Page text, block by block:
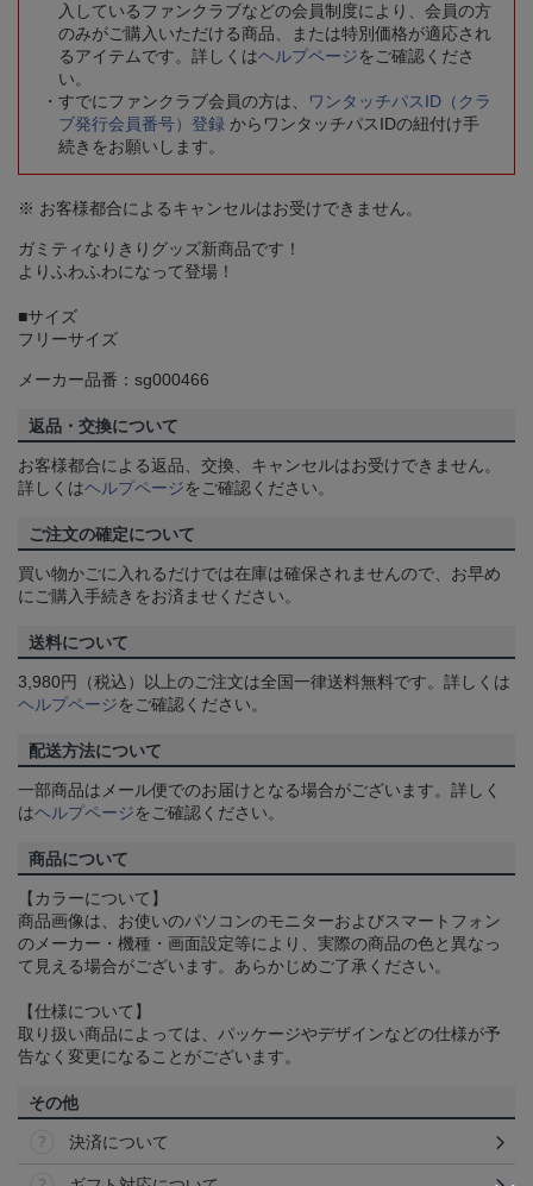
入しているファンクラブなどの会員制度により、会員の方
のみがご購入いただける商品、または特別価格が適応され
るアイテムです。詳しくはヘルプページをご確認くださ
い。
すでにファンクラブ会員の方は、
ワンタッチパスID（クラ
ブ発行会員番号）登録 からワンタッチパスIDの紐付け手
続きをお願いします。
※ お客様都合によるキャンセルはお受けできません。
ガミティなりきりグッズ新商品です！
よりふわふわになって登場！
■サイズ
フリーサイズ
メーカー品番：sg000466
返品・交換について
お客様都合による返品、交換、キャンセルはお受けできません。
詳しくはヘルプページをご確認ください。
ご注文の確定について
買い物かごに入れるだけでは在庫は確保されませんので、お早め
にご購入手続きをお済ませください。
送料について
3,980円（税込）以上のご注文は全国一律送料無料です。詳しくは
ヘルプページをご確認ください。
配送方法について
一部商品はメール便でのお届けとなる場合がございます。詳しく
はヘルプページをご確認ください。
商品について
【カラーについて】
商品画像は、お使いのパソコンのモニターおよびスマートフォン
のメーカー・機種・画面設定等により、実際の商品の色と異なっ
て見える場合がございます。あらかじめご了承ください。
【仕様について】
取り扱い商品によっては、パッケージやデザインなどの仕様が予
告なく変更になることがございます。
その他
決済について